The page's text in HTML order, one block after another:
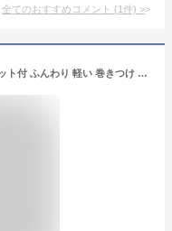
全てのおすすめコメント (1件) >
足首ウォーマー 遠赤外線 カイロポケット付 ふんわり 軽い 巻きつけ ぬくぬく 温め じんわり 温もり 快眠 調整 簡単 自分サイズ 楽々 左右セット 男女兼用 Tetote